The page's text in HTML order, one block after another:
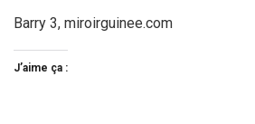
Barry 3, miroirguinee.com
J’aime ça :